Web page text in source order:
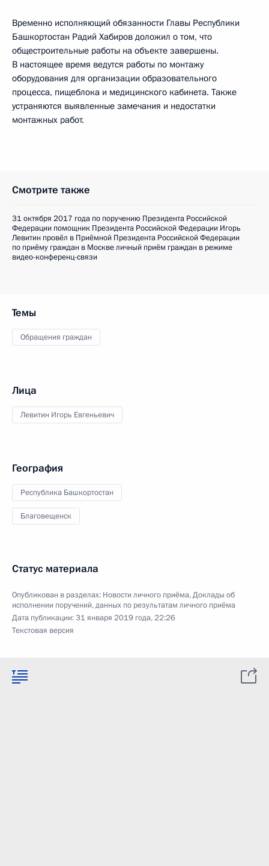
Временно исполняющий обязанности Главы Республики
Башкортостан Радий Хабиров доложил о том, что
общестроительные работы на объекте завершены.
В настоящее время ведутся работы по монтажу
оборудования для организации образовательного
процесса, пищеблока и медицинского кабинета. Также
устраняются выявленные замечания и недостатки
монтажных работ.
Смотрите также
31 октября 2017 года по поручению Президента Российской
Федерации помощник Президента Российской Федерации Игорь
Левитин провёл в Приёмной Президента Российской Федерации
по приёму граждан в Москве личный приём граждан в режиме
видео-конференц-связи
Темы
Обращения граждан
Лица
Левитин Игорь Евгеньевич
География
Республика Башкортостан
Благовещенск
Статус материала
Опубликован в разделах: Новости личного приёма,Доклады об
исполнении поручений, данных по результатам личного приёма
Дата публикации:31 января 2019 года, 22:26
Текстовая версия